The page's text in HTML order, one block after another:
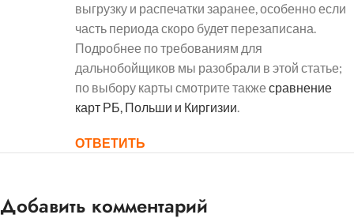
выгрузку и распечатки заранее, особенно если
часть периода скоро будет перезаписана.
Подробнее по требованиям для
дальнобойщиков мы разобрали в этой статье;
по выбору карты смотрите также сравнение
карт РБ, Польши и Киргизии.
ОТВЕТИТЬ
Добавить комментарий